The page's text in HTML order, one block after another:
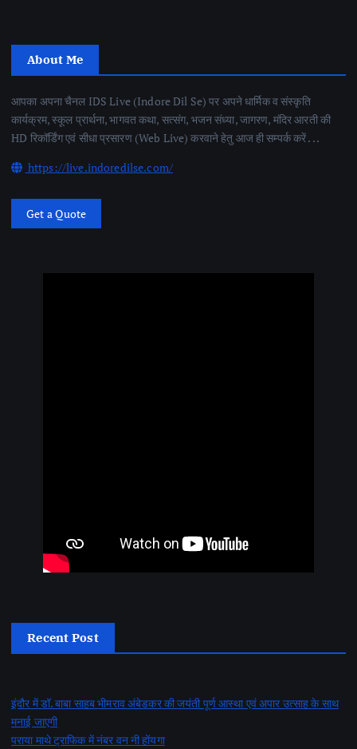
About Me
आपका अपना चैनल IDS Live (Indore Dil Se) पर अपने धार्मिक व संस्कृति
कार्यक्रम, स्कूल प्रार्थना, भागवत कथा, सत्संग, भजन संध्या, जागरण, मंदिर आरती की
HD रिकॉर्डिंग एवं सीधा प्रसारण (Web Live) करवाने हेतु आज ही सम्पर्क करें . . .
https://live.indoredilse.com/
Get a Quote
Recent Post
इंदौर में डॉ. बाबा साहब भीमराव अंबेडकर की जयंती पूर्ण आस्था एवं अपार उत्साह के साथ
मनाई जाएगी
पराया माथे ट्राफिक में नंबर वन नी होंयगा